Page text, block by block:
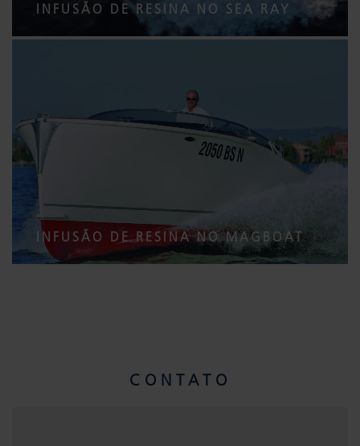
INFUSÃO DE RESINA NO SEA RAY
INFUSÃO DE RESINA NO MAGBOAT
CONTATO